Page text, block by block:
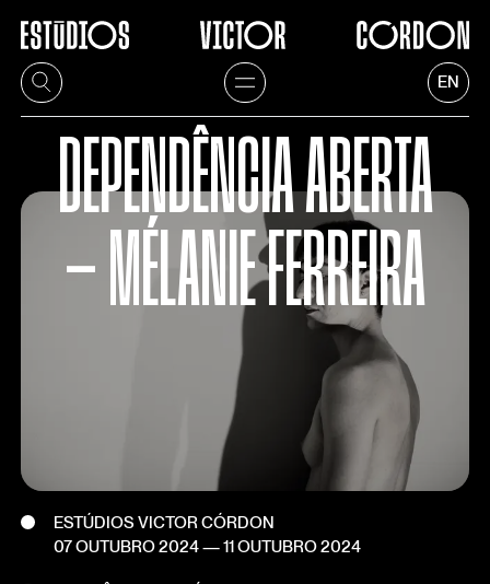
EN
DEPENDÊNCIA ABERTA
— MÉLANIE FERREIRA
ESTÚDIOS VICTOR CÓRDON
07 OUTUBRO 2024—11 OUTUBRO 2024